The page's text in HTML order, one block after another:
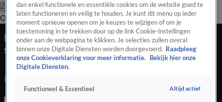
Zoeken
OverzichtRegioUitzendingenWeerTip de redactiePanelVideo's
Kwart Nederlanders lijdt elke dag onder hoge
stress op werk
14 nov 2022, 23:13
Kwart Nederlanders lijdt elke dag onder hoge stress op werk
dan enkel functionele en essentiële cookies om de website goed te
laten functioneren en veilig te houden. Je kunt dit menu op ieder
moment opnieuw openen om je keuzes te wijzigen of om je
toestemming in te trekken door op de link Cookie-instellingen
onder aan de webpagina te klikken. Je selecties zullen overal
binnen onze Digitale Diensten worden doorgevoerd. Raadpleeg
onze Cookieverklaring voor meer informatie.
Bekijk hier onze
Digitale Diensten.
Functioneel & Essentieel Altijd actief